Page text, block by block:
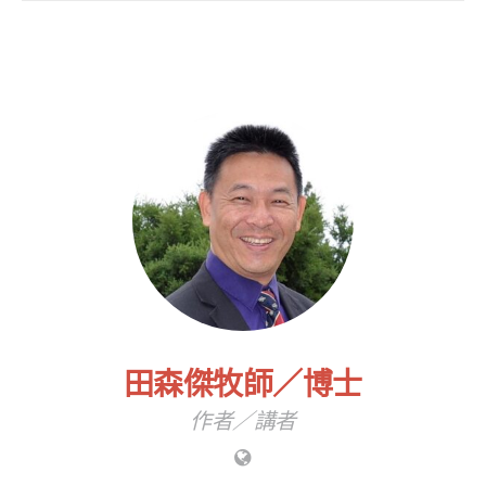
田森傑牧師／博士
作者／講者